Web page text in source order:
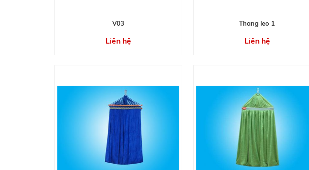
V03
Liên hệ
Thang leo 1
Liên hệ